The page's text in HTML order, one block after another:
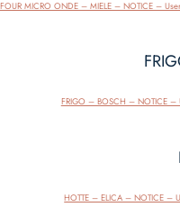
FOUR MICRO ONDE – MIELE – NOTICE –
FRIGO – BOSCH – NOTICE –
HOTTE – ELICA – NOTICE –